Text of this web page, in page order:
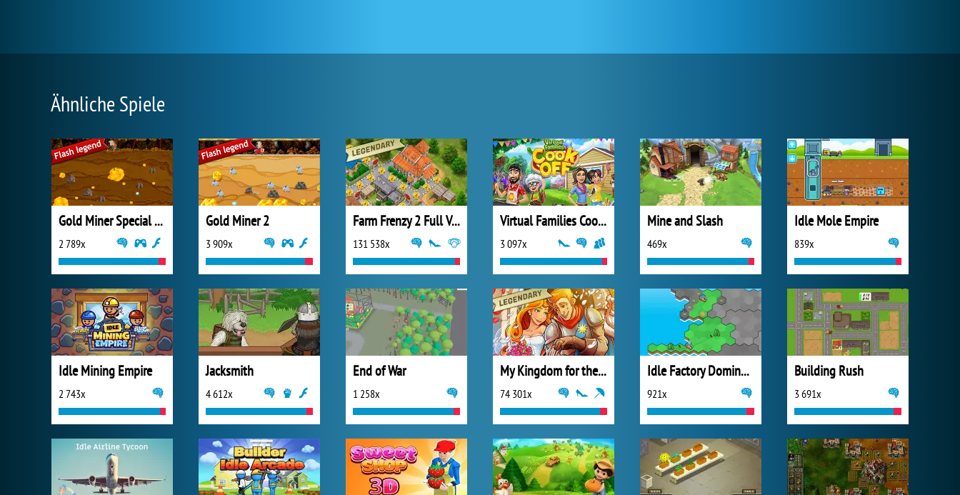
Ähnliche Spiele
Gold Miner Special Edition
2 789x
Gold Miner 2
3 909x
Farm Frenzy 2 Full Version
131 538x
Virtual Families Cook Off
3 097x
Mine and Slash
469x
Idle Mole Empire
839x
Idle Mining Empire
2 743x
Jacksmith
4 612x
End of War
1 258x
My Kingdom for the Princess Vollversion
74 301x
Idle Factory Domination
921x
Building Rush
3 691x